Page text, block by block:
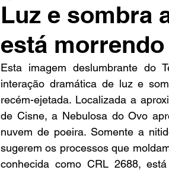
Luz e sombra
está morrendo
Esta imagem deslumbrante do
interação dramática de luz e
recém-ejetada. Localizada a
de Cisne, a Nebulosa do Ovo
nuvem de poeira. Somente a
sugerem os processos que
conhecida como CRL 2688,